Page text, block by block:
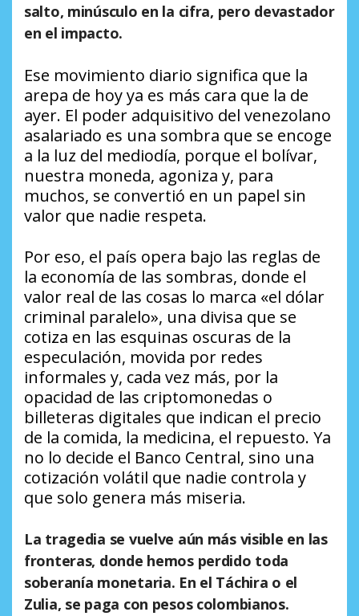
salto, minúsculo en la cifra, pero devastador
en el impacto.
Ese movimiento diario significa que la
arepa de hoy ya es más cara que la de
ayer. El poder adquisitivo del venezolano
asalariado es una sombra que se encoge
a la luz del mediodía, porque el bolívar,
nuestra moneda, agoniza y, para
muchos, se convertió en un papel sin
valor que nadie respeta.
​Por eso, el país opera bajo las reglas de
la economía de las sombras, donde el
valor real de las cosas lo marca «el dólar
criminal paralelo», una divisa que se
cotiza en las esquinas oscuras de la
especulación, movida por redes
informales y, cada vez más, por la
opacidad de las criptomonedas o
billeteras digitales que indican el precio
de la comida, la medicina, el repuesto. Ya
no lo decide el Banco Central, sino una
cotización volátil que nadie controla y
que solo genera más miseria.
​La tragedia se vuelve aún más visible en las
fronteras, donde hemos perdido toda
soberanía monetaria. En el Táchira o el
Zulia, se paga con pesos colombianos.